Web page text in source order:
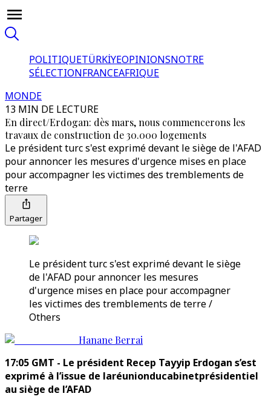
POLITIQUETÜRKİYEOPINIONSNOTRE
SÉLECTIONFRANCEAFRIQUE
MONDE
13 MIN DE LECTURE
En direct/Erdogan: dès mars, nous commencerons les
travaux de construction de 30.000 logements
Le président turc s'est exprimé devant le siège de l'AFAD
pour annoncer les mesures d'urgence mises en place
pour accompagner les victimes des tremblements de
terre
Partager
Le président turc s'est exprimé devant le siège
de l'AFAD pour annoncer les mesures
d'urgence mises en place pour accompagner
les victimes des tremblements de terre /
Others
Hanane Berrai
17:05 GMT - Le président Recep Tayyip Erdogan s’est
exprimé à l’issue de laréunionducabinetprésidentiel
au siège de l’AFAD